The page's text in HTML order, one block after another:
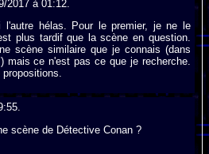
2017 à 01:12.
hélas. Pour le premier, je ne le
plus tardif que la scène en question.
scène similaire que je connais (dans
mais ce n'est pas ce que je recherche.
propositions.
scène de Détective Conan ?